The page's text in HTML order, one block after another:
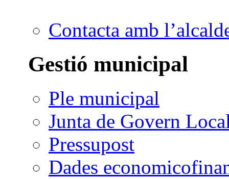
Contacta amb
Gestió municipal
Ple municipal
Junta de Govern
Pressupost
Dades